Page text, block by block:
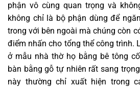
phận vô cùng quan trọng và
không chỉ là bộ phận dùng để
trong với bên ngoài mà chúng còn
điểm nhấn cho tổng thể công trình.
ở mẫu nhà thờ họ bằng bê tông
bàn bằng gỗ tự nhiên rất sang
này thường chỉ xuất hiện trong